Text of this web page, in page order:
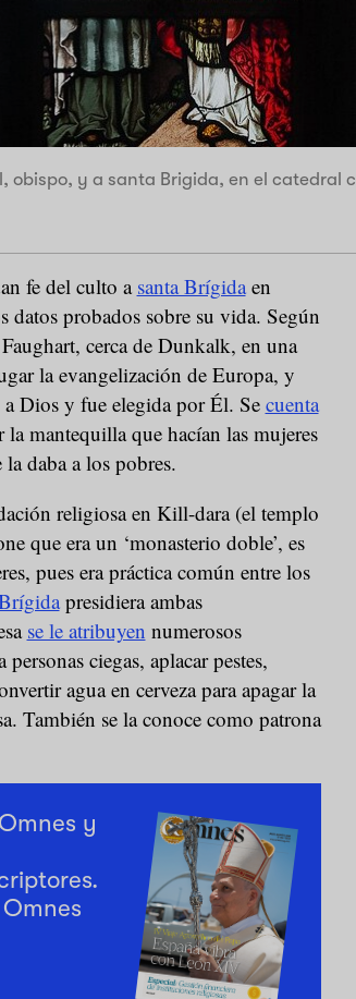
obispo, y a santa Brigida, en el catedral
fe del culto asanta Brígidaen
datos probados sobre su vida. Según
cerca de Dunkalk, en una
la evangelización de Europa, y
a Dios y fue elegida por Él. Se cuenta
la mantequilla que hacían las mujeres
daba a los pobres.
religiosa en Kill-dara (el templo
que era un ‘monasterio doble’, es
pues era práctica común entre los
presidiera ambas
se le atribuyen numerosos
ciegas, aplacar pestes,
agua en cerveza para apagar la
También se la conoce como patrona
y